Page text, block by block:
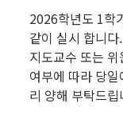
2026학년도 1학
같이 실시 합니다.
지도교수 또는
여부에 따라 당
리 양해 부탁드립